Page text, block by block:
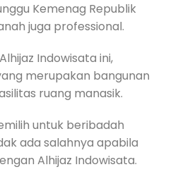
Kemenag Republik
juga professional.
Indowisata ini,
merupakan bangunan
ruang manasik.
untuk beribadah
ada salahnya apabila
Alhijaz Indowisata.